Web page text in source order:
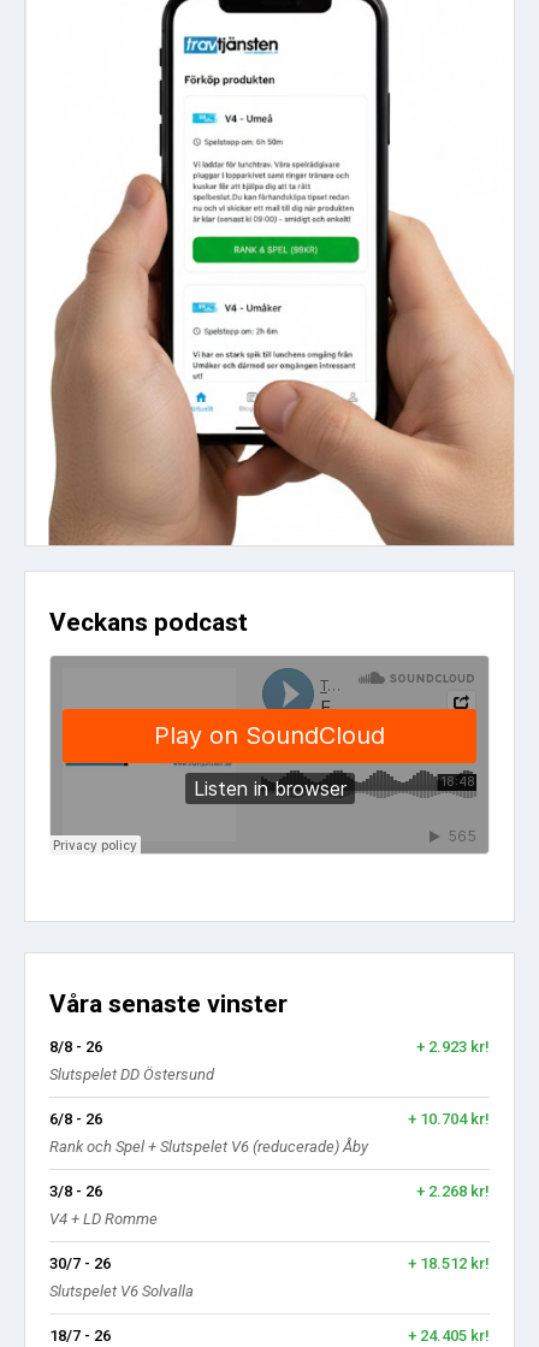
Veckans podcast
Våra senaste vinster
8/8 - 26
+ 2.923 kr!
Slutspelet DD Östersund
6/8 - 26
+ 10.704 kr!
Rank och Spel + Slutspelet V6 (reducerade) Åby
3/8 - 26
+ 2.268 kr!
V4 + LD Romme
30/7 - 26
+ 18.512 kr!
Slutspelet V6 Solvalla
18/7 - 26
+ 24.405 kr!